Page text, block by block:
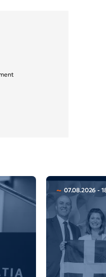
07.08.2026 -